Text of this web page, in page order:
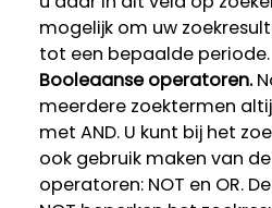
mogelijk om uw
tot een bepaalde periode.
Booleaanse operatoren.
meerdere zoektermen
met AND. U kunt bij het
ook gebruik maken van
operatoren: NOT en OR.